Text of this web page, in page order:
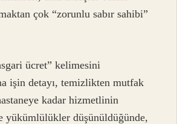
çok “zorunlu sabır sahibi”
ücret” kelimesini
işin detayı, temizlikten mutfak
kadar hizmetlinin
yükümlülükler düşünüldüğünde,